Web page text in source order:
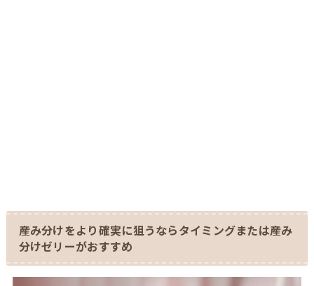
産み分けをより確実に狙うならタイミングまたは産み
分けゼリーがおすすめ